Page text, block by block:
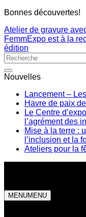
Bonnes découvertes!
Atelier de gravure
FemmExpo est à la
édition
Nouvelles
Lancement –
Havre de paix
Le Centre
l’agrément des
Mise à la terre :
l’inclusion et la
Ateliers pour la
MENUMENU